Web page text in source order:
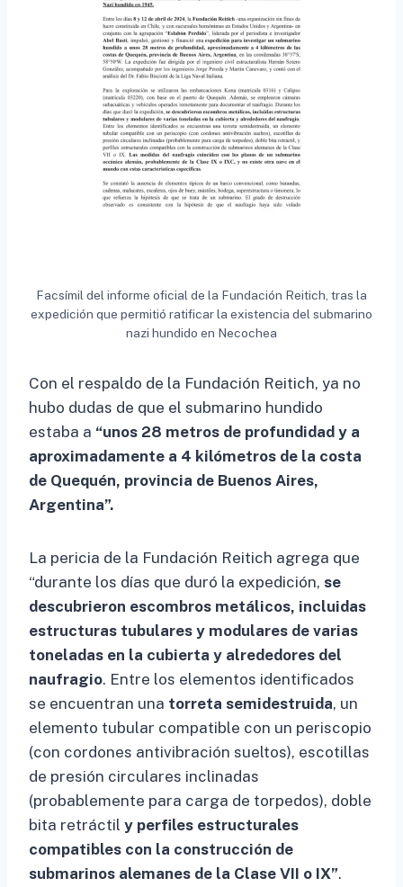
Facsímil del informe oficial de la Fundación Reitich, tras la
expedición que permitió ratificar la existencia del submarino
nazi hundido en Necochea
Con el respaldo de la Fundación Reitich, ya no
hubo dudas de que el submarino hundido
estaba a “unos 28 metros de profundidad y a
aproximadamente a 4 kilómetros de la costa
de Quequén, provincia de Buenos Aires,
Argentina”.
La pericia de la Fundación Reitich agrega que
“durante los días que duró la expedición, se
descubrieron escombros metálicos, incluidas
estructuras tubulares y modulares de varias
toneladas en la cubierta y alrededores del
naufragio. Entre los elementos identificados
se encuentran una torreta semidestruida, un
elemento tubular compatible con un periscopio
(con cordones antivibración sueltos), escotillas
de presión circulares inclinadas
(probablemente para carga de torpedos), doble
bita retráctil y perfiles estructurales
compatibles con la construcción de
submarinos alemanes de la Clase VII o IX”.